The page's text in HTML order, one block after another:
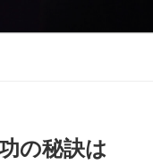
の秘訣は